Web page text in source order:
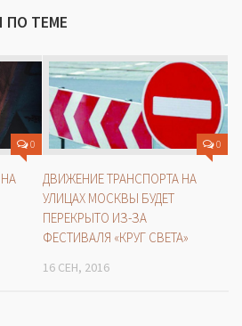
ПО ТЕМЕ
0 0
ДВИЖЕНИЕ ТРАНСПОРТА НА
УЛИЦАХ МОСКВЫ БУДЕТ
ПЕРЕКРЫТО ИЗ-ЗА
ФЕСТИВАЛЯ «КРУГ СВЕТА»
16 СЕН, 2016